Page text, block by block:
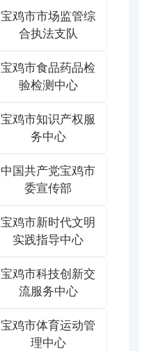
宝鸡市市场监管综
合执法支队
宝鸡市食品药品检
验检测中心
宝鸡市知识产权服
务中心
中国共产党宝鸡市
委宣传部
宝鸡市新时代文明
实践指导中心
宝鸡市科技创新交
流服务中心
宝鸡市体育运动管
理中心